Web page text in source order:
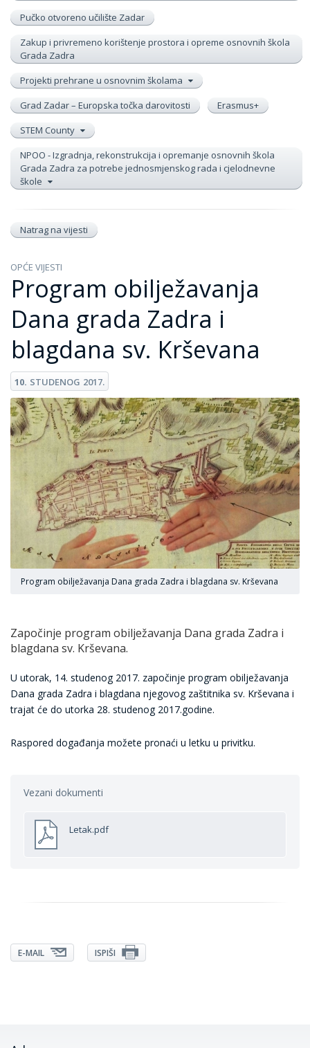
Pučko otvoreno učilište Zadar
Zakup i privremeno korištenje prostora i opreme osnovnih škola
Grada Zadra
Projekti prehrane u osnovnim školama
Grad Zadar – Europska točka darovitosti
Erasmus+
STEM County
NPOO - Izgradnja, rekonstrukcija i opremanje osnovnih škola
Grada Zadra za potrebe jednosmjenskog rada i cjelodnevne
škole
Natrag na vijesti
OPĆE VIJESTI
Program obilježavanja
Dana grada Zadra i
blagdana sv. Krševana
10. STUDENOG 2017.
Program obilježavanja Dana grada Zadra i blagdana sv. Krševana
Započinje program obilježavanja Dana grada Zadra i
blagdana sv. Krševana.
U utorak, 14. studenog 2017. započinje program obilježavanja
Dana grada Zadra i blagdana njegovog zaštitnika sv. Krševana i
trajat će do utorka 28. studenog 2017.godine.
Raspored događanja možete pronaći u letku u privitku.
Vezani dokumenti
Letak.pdf
E-MAIL ISPIŠI